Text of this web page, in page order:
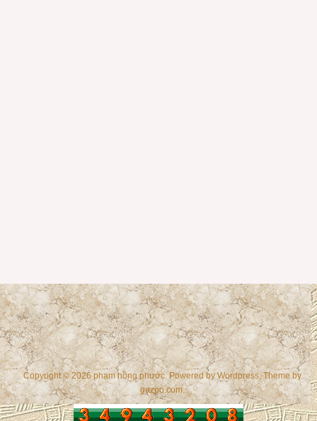
Copyright © 2026 phạm hồng phước. Powered byWordpress, Theme by
gazpo.com.